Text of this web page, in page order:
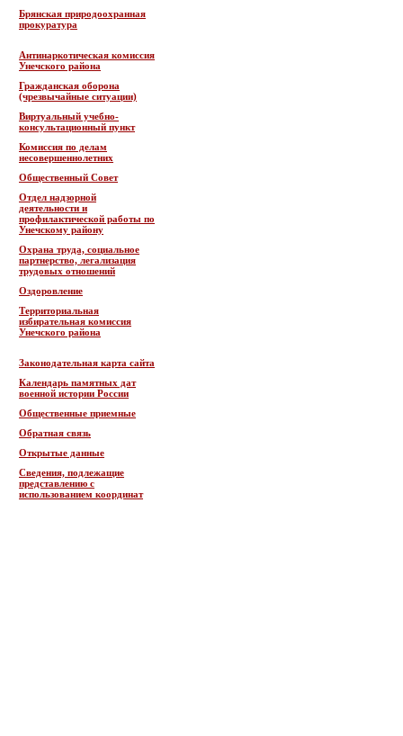
Брянская природоохранная
прокуратура
Антинаркотическая комиссия
Унечского района
Гражданская оборона
(чрезвычайные ситуации)
Виртуальный учебно-
консультационный пункт
Комиссия по делам
несовершеннолетних
Общественный Совет
Отдел надзорной
деятельности и
профилактической работы по
Унечскому району
Охрана труда, социальное
партнерство, легализация
трудовых отношений
Оздоровление
Территориальная
избирательная комиссия
Унечского района
Законодательная карта сайта
Календарь памятных дат
военной истории России
Общественные приемные
Обратная связь
Открытые данные
Сведения, подлежащие
представлению с
использованием координат